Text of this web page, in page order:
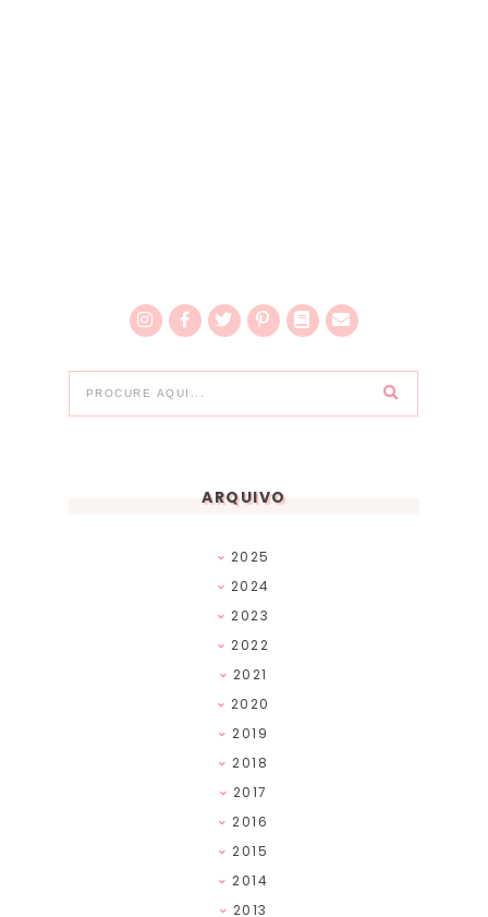
ARQUIVO
2025
2024
2023
2022
2021
2020
2019
2018
2017
2016
2015
2014
2013